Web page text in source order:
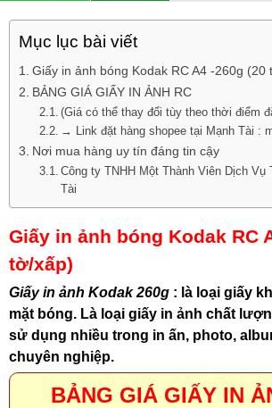
Mục lục bài viết
Giấy in ảnh bóng Kodak RC A4 -260g (20
BẢNG GIÁ GIẤY IN ẢNH RC
(Giá có thể thay đổi tùy theo thời điểm
→ Link đặt hàng shopee tại Mạnh Tài :
Nơi mua hàng uy tín đáng tin cậy
Công ty TNHH Một Thành Viên Dịch
Tài
Giấy in ảnh bóng Kodak RC
tờ/xấp)
Giấy in ảnh Kodak 260g : là loại giấy
mặt bóng. Là loại giấy in ảnh chất
sử dụng nhiều trong in ấn, photo,
chuyên nghiệp.
BẢNG GIÁ GIẤY IN